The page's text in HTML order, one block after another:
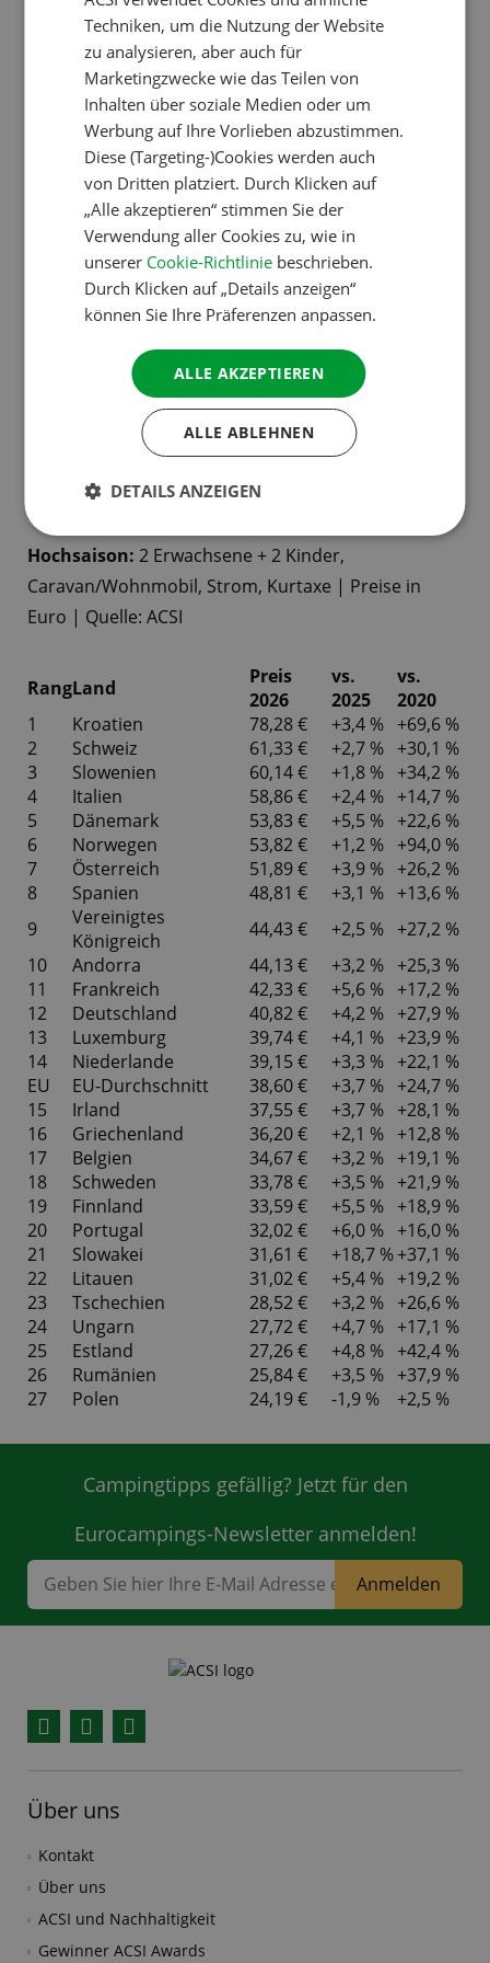
Geschäftsführer Ramon van Reine:
„In der europäischen Spitzengruppe finden wir immer
mehr deutsche Anlagen. Ihre Beliebtheit wächst von Jahr
zu Jahr – nicht nur bei deutschen Gästen. Auch
Niederländer, Schweizer und Dänen campen gerne in
Deutschland. Dass die Preise dort trotzdem im Rahmen
des europäischen Durchschnitts bleiben, ist
bemerkenswert.“ (Ramon van Reine, ACSI-
Geschäftsführer)
Campingpreise in Europa –
Alle Länder auf einen
Blick
Hochsaison: 2 Erwachsene + 2 Kinder,
Caravan/Wohnmobil, Strom, Kurtaxe | Preise in
Euro | Quelle: ACSI
RangLand
Preis
2026
vs.
2025
vs.
2020
1
Kroatien 78,28 € +3,4 % +69,6 %
2
Schweiz 61,33 € +2,7 % +30,1 %
3
Slowenien 60,14 € +1,8 % +34,2 %
4
Italien 58,86 € +2,4 % +14,7 %
5
Dänemark 53,83 € +5,5 % +22,6 %
6
Norwegen 53,82 € +1,2 % +94,0 %
7
Österreich 51,89 € +3,9 % +26,2 %
8
Spanien 48,81 € +3,1 % +13,6 %
9
Vereinigtes
Königreich
44,43 € +2,5 % +27,2 %
10
Andorra 44,13 € +3,2 % +25,3 %
11
Frankreich 42,33 € +5,6 % +17,2 %
12
Deutschland 40,82 € +4,2 % +27,9 %
13
Luxemburg 39,74 € +4,1 % +23,9 %
14
Niederlande 39,15 € +3,3 % +22,1 %
EU
EU-Durchschnitt 38,60 € +3,7 % +24,7 %
15
Irland 37,55 € +3,7 % +28,1 %
16
Griechenland 36,20 € +2,1 % +12,8 %
17
Belgien 34,67 € +3,2 % +19,1 %
18
Schweden 33,78 € +3,5 % +21,9 %
19
Finnland 33,59 € +5,5 % +18,9 %
20
Portugal 32,02 € +6,0 % +16,0 %
21
Slowakei 31,61 € +18,7 %+37,1 %
22
Litauen 31,02 € +5,4 % +19,2 %
23
Tschechien 28,52 € +3,2 % +26,6 %
24
Ungarn 27,72 € +4,7 % +17,1 %
25
Estland 27,26 € +4,8 % +42,4 %
26
Rumänien 25,84 € +3,5 % +37,9 %
27
Polen 24,19 € -1,9 % +2,5 %
Campingtipps gefällig? Jetzt für den
Eurocampings-Newsletter anmelden!
Anmelden
Über uns
Kontakt
Über uns
ACSI und Nachhaltigkeit
Gewinner ACSI Awards
DANISH
SPANISH
Techniken, um die Nutzung der Website
zu analysieren, aber auch für
Marketingzwecke wie das Teilen von
Inhalten über soziale Medien oder um
Werbung auf Ihre Vorlieben abzustimmen.
Diese (Targeting-)Cookies werden auch
von Dritten platziert. Durch Klicken auf
„Alle akzeptieren“ stimmen Sie der
Verwendung aller Cookies zu, wie in
unserer Cookie-Richtlinie beschrieben.
Durch Klicken auf „Details anzeigen“
können Sie Ihre Präferenzen anpassen.
ALLE AKZEPTIEREN
ALLE ABLEHNEN
DETAILS ANZEIGEN